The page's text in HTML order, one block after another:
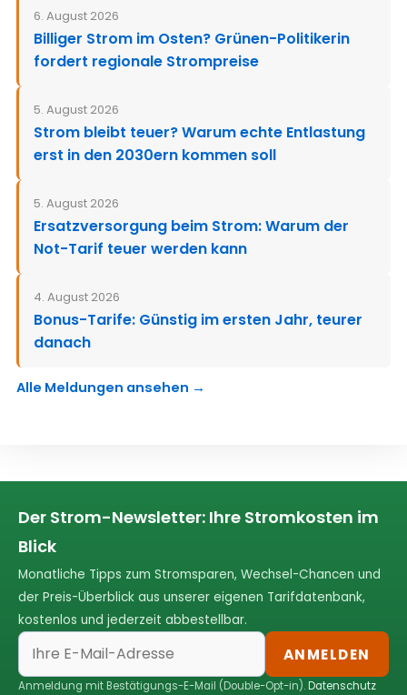
6. August 2026
Billiger Strom im Osten? Grünen-Politikerin
fordert regionale Strompreise
5. August 2026
Strom bleibt teuer? Warum echte Entlastung
erst in den 2030ern kommen soll
5. August 2026
Ersatzversorgung beim Strom: Warum der
Not-Tarif teuer werden kann
4. August 2026
Bonus-Tarife: Günstig im ersten Jahr, teurer
danach
Alle Meldungen ansehen →
Der Strom-Newsletter: Ihre Stromkosten im
Blick
Monatliche Tipps zum Stromsparen, Wechsel-Chancen und
der Preis-Überblick aus unserer eigenen Tarifdatenbank,
kostenlos und jederzeit abbestellbar.
ANMELDEN
Anmeldung mit Bestätigungs-E-Mail (Double-Opt-in).Datenschutz